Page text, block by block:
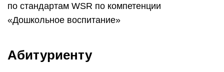
по стандартам WSR по компетенции
«Дошкольное воспитание»
Абитуриенту